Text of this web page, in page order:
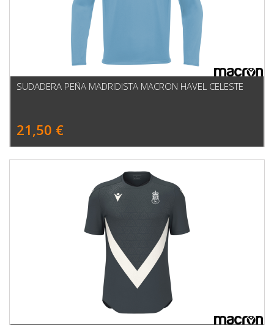
SUDADERA PEÑA MADRIDISTA MACRON HAVEL CELESTE
21,50 €